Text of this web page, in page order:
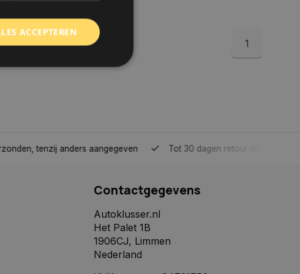
1
tenzij anders aangegeven Tot 30 dagen retour sturen.
Contactgegevens
Autoklusser.nl
Het Palet 1B
1906CJ, Limmen
Nederland
ACCEPTEREN
een identificatiecode
een veilige en
te behouden, ervoor
of item selecties
naar pagina. Het slaat
op.
om onderscheid te